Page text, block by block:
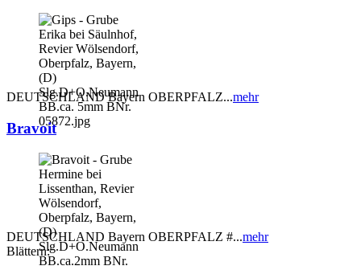
DEUTSCHLAND Bayern OBERPFALZ...mehr
Bravoit
DEUTSCHLAND Bayern OBERPFALZ #...mehr
Blättern: